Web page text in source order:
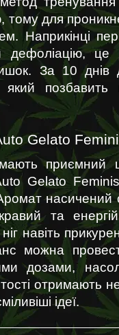
для
Наприкінці
дефоліацію,
За 10
позбавить
Gelato
приємний
Gelato
насичений
та
навіть
можна
дозами,
отримають
ідеї.